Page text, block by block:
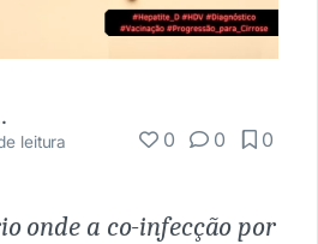
leitura 0 0 0
onde a co-infecção por